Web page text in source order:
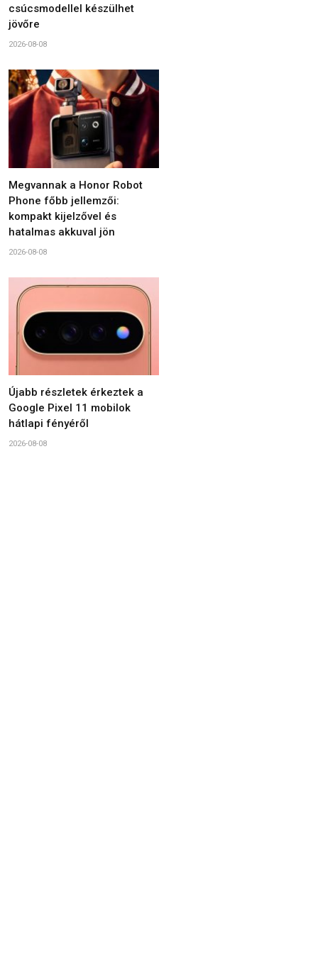
csúcsmodellel készülhet
jövőre
2026-08-08
Megvannak a Honor Robot
Phone főbb jellemzői:
kompakt kijelzővel és
hatalmas akkuval jön
2026-08-08
Újabb részletek érkeztek a
Google Pixel 11 mobilok
hátlapi fényéről
2026-08-08